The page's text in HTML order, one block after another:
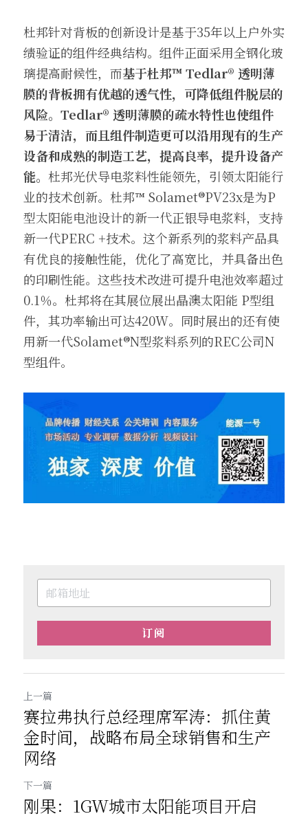
杜邦针对背板的创新设计是基于35年以上户外实
绩验证的组件经典结构。组件正面采用全钢化玻
璃提高耐候性，而基于杜邦™ Tedlar® 透明薄
膜的背板拥有优越的透气性，可降低组件脱层的
风险。 Tedlar® 透明薄膜的疏水特性也使组件
易于清洁，而且组件制造更可以沿用现有的生产
设备和成熟的制造工艺，提高良率，提升设备产
能。 杜邦光伏导电浆料性能领先，引领太阳能行
业的技术创新。杜邦™ Solamet®PV23x是为P
型太阳能电池设计的新一代正银导电浆料，支持
新一代PERC +技术。这个新系列的浆料产品具
有优良的接触性能，优化了高宽比，并具备出色
的印刷性能。这些技术改进可提升电池效率超过
0.1％。杜邦将在其展位展出晶澳太阳能 P型组
件，其功率输出可达420W。同时展出的还有使
用新一代Solamet®N型浆料系列的REC公司N
型组件。
订阅
上一篇
赛拉弗执行总经理席军涛：抓住黄
金时间，战略布局全球销售和生产
网络
下一篇
刚果：1GW城市太阳能项目开启